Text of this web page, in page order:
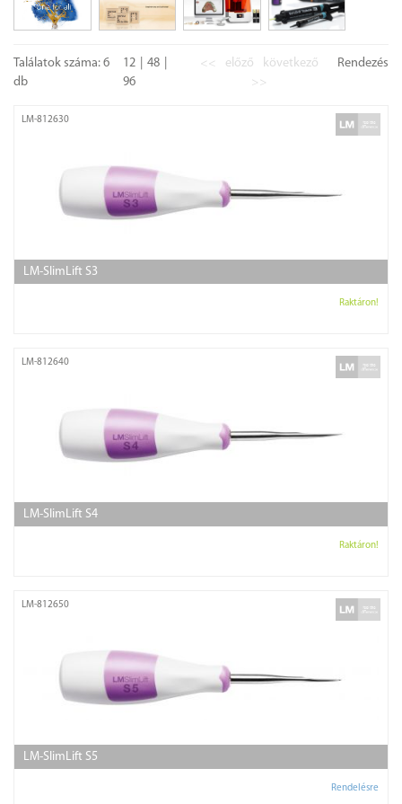
Találatok száma: 6
db
12
48
96
<< előző
következő
>>
Rendezés
LM-812630
LM-SlimLift S3
Raktáron!
LM-812640
LM-SlimLift S4
Raktáron!
LM-812650
LM-SlimLift S5
Rendelésre